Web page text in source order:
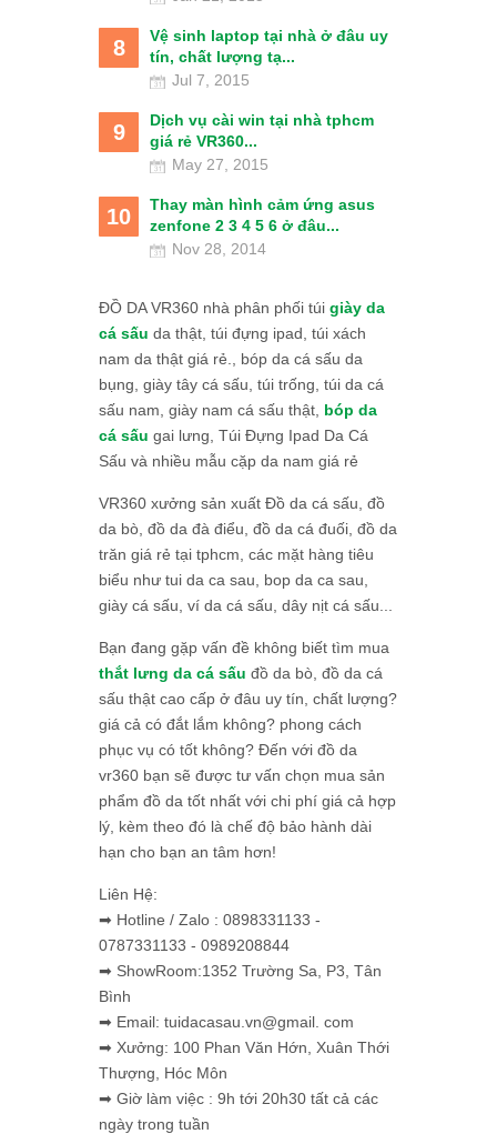
8
Vệ sinh laptop tại nhà ở đâu uy
tín, chất lượng tạ...
Jul 7, 2015
9
Dịch vụ cài win tại nhà tphcm
giá rẻ VR360...
May 27, 2015
10
Thay màn hình cảm ứng asus
zenfone 2 3 4 5 6 ở đâu...
Nov 28, 2014
ĐỒ DA VR360 nhà phân phối túi giày da
cá sấu da thật, túi đựng ipad, túi xách
nam da thật giá rẻ., bóp da cá sấu da
bụng, giày tây cá sấu, túi trống, túi da cá
sấu nam, giày nam cá sấu thật, bóp da
cá sấu gai lưng, Túi Đựng Ipad Da Cá
Sấu và nhiều mẫu cặp da nam giá rẻ
VR360 xưởng sản xuất Đồ da cá sấu, đồ
da bò, đồ da đà điểu, đồ da cá đuối, đồ da
trăn giá rẻ tại tphcm, các mặt hàng tiêu
biểu như tui da ca sau, bop da ca sau,
giày cá sấu, ví da cá sấu, dây nịt cá sấu...
Bạn đang gặp vấn đề không biết tìm mua
thắt lưng da cá sấu đồ da bò, đồ da cá
sấu thật cao cấp ở đâu uy tín, chất lượng?
giá cả có đắt lắm không? phong cách
phục vụ có tốt không? Đến với đồ da
vr360 bạn sẽ được tư vấn chọn mua sản
phẩm đồ da tốt nhất với chi phí giá cả hợp
lý, kèm theo đó là chế độ bảo hành dài
hạn cho bạn an tâm hơn!
Liên Hệ:
➡ Hotline / Zalo : 0898331133 -
0787331133 - 0989208844
➡ ShowRoom:1352 Trường Sa, P3, Tân
Bình
➡ Email: tuidacasau.vn@gmail. com
➡ Xưởng: 100 Phan Văn Hớn, Xuân Thới
Thượng, Hóc Môn
➡ Giờ làm việc : 9h tới 20h30 tất cả các
ngày trong tuần